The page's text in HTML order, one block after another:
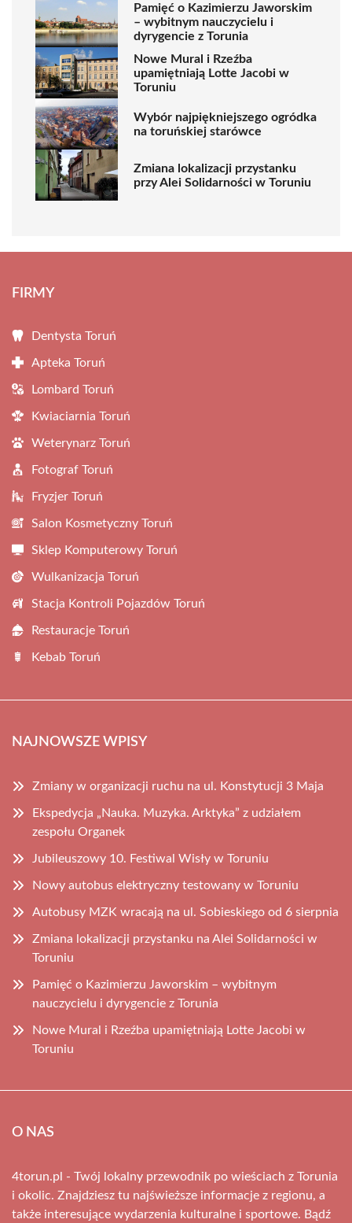
Pamięć o Kazimierzu Jaworskim
– wybitnym nauczycielu i
dyrygencie z Torunia
Nowe Mural i Rzeźba
upamiętniają Lotte Jacobi w
Toruniu
Wybór najpiękniejszego ogródka
na toruńskiej starówce
Zmiana lokalizacji przystanku
przy Alei Solidarności w Toruniu
FIRMY
Dentysta Toruń
Apteka Toruń
Lombard Toruń
Kwiaciarnia Toruń
Weterynarz Toruń
Fotograf Toruń
Fryzjer Toruń
Salon Kosmetyczny Toruń
Sklep Komputerowy Toruń
Wulkanizacja Toruń
Stacja Kontroli Pojazdów Toruń
Restauracje Toruń
Kebab Toruń
NAJNOWSZE WPISY
Zmiany w organizacji ruchu na ul. Konstytucji 3 Maja
Ekspedycja „Nauka. Muzyka. Arktyka” z udziałem
zespołu Organek
Jubileuszowy 10. Festiwal Wisły w Toruniu
Nowy autobus elektryczny testowany w Toruniu
Autobusy MZK wracają na ul. Sobieskiego od 6 sierpnia
Zmiana lokalizacji przystanku na Alei Solidarności w
Toruniu
Pamięć o Kazimierzu Jaworskim – wybitnym
nauczycielu i dyrygencie z Torunia
Nowe Mural i Rzeźba upamiętniają Lotte Jacobi w
Toruniu
O NAS
4torun.pl - Twój lokalny przewodnik po wieściach z Torunia
i okolic. Znajdziesz tu najświeższe informacje z regionu, a
także interesujące wydarzenia kulturalne i sportowe. Bądź